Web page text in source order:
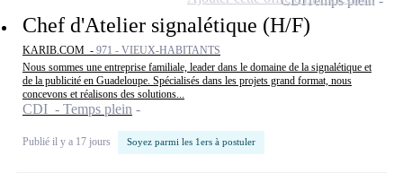
Chef d'Atelier signalétique (H/F)
KARIB.COM - 971 - VIEUX-HABITANTS
Nous sommes une entreprise familiale, leader dans le domaine de la signalétique et
de la publicité en Guadeloupe. Spécialisés dans les projets grand format, nous
concevons et réalisons des solutions...
CDI - Temps plein
Publié il y a 17 jours Soyez parmi les 1ers à postuler